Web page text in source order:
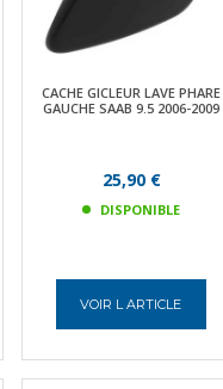
CACHE GICLEUR LAVE PHARE
GAUCHE SAAB 9.5 2006-2009
25,90 €
DISPONIBLE
VOIR L ARTICLE